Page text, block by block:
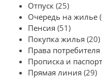
Отпуск (25)
Очередь на жилье
Пенсия (51)
Покупка жилья (20)
Права потребителя
Прописка и паспорт
Прямая линия (29)